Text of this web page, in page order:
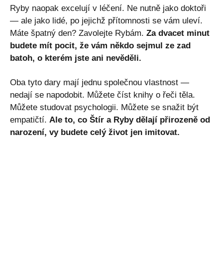
Ryby naopak excelují v léčení. Ne nutně jako doktoři
— ale jako lidé, po jejichž přítomnosti se vám uleví.
Máte špatný den? Zavolejte Rybám. Za dvacet minut
budete mít pocit, že vám někdo sejmul ze zad
batoh, o kterém jste ani nevěděli.
Oba tyto dary mají jednu společnou vlastnost —
nedají se napodobit. Můžete číst knihy o řeči těla.
Můžete studovat psychologii. Můžete se snažit být
empatičtí. Ale to, co Štír a Ryby dělají přirozeně od
narození, vy budete celý život jen imitovat.